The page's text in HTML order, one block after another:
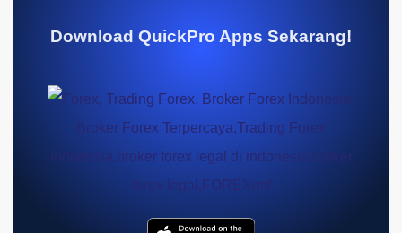
Download QuickPro Apps Sekarang!